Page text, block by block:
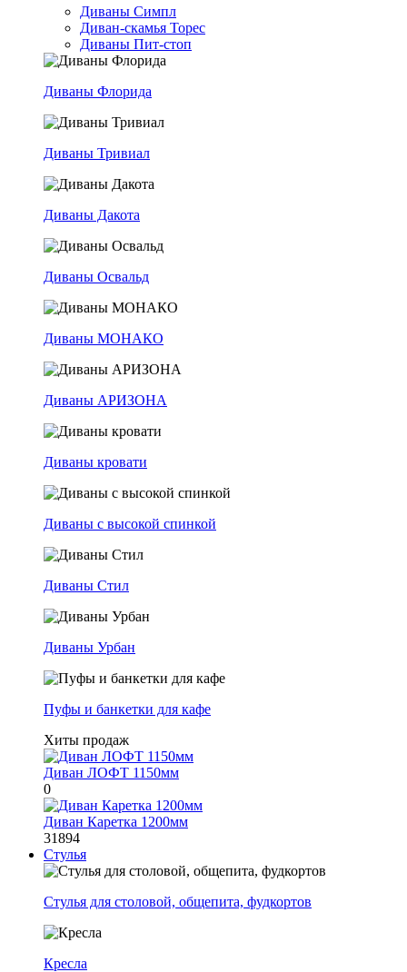
Диваны Симпл
Диван-скамья Торес
Диваны Пит-стоп
Диваны Флорида
Диваны Тривиал
Диваны Дакота
Диваны Освальд
Диваны МОНАКО
Диваны АРИЗОНА
Диваны кровати
Диваны с высокой спинкой
Диваны Стил
Диваны Урбан
Пуфы и банкетки для кафе
Хиты продаж
Диван ЛОФТ 1150мм
0
Диван Каретка 1200мм
31894
Стулья
Стулья для столовой, общепита, фудкортов
Кресла